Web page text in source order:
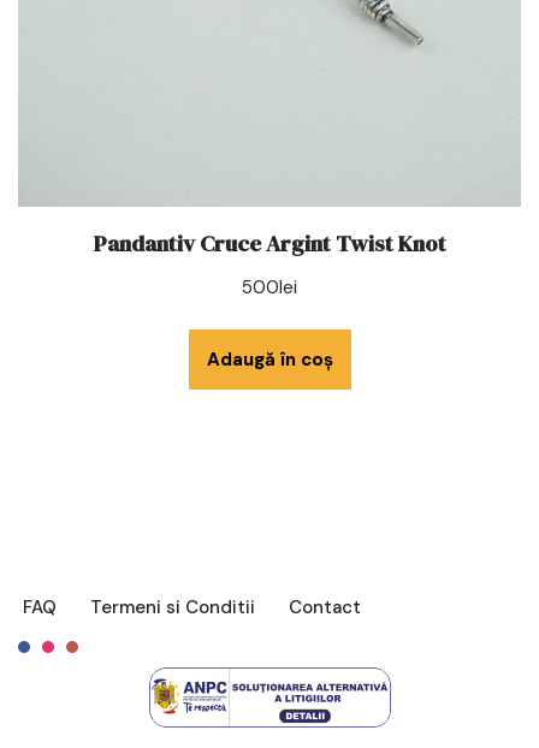
Pandantiv Cruce Argint Twist Knot
500lei
Adaugă în coș
FAQ Termeni si Conditii Contact